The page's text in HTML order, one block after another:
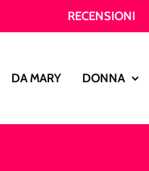
RECENSIONI
DA MARY DONNA
Products